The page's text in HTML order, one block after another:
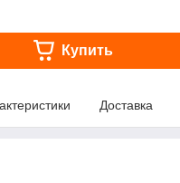
Купить
Доставка